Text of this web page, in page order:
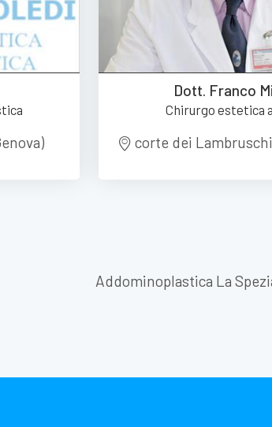
Dott. Franco
Chirurgo estetica
corte dei
Addominoplastica La